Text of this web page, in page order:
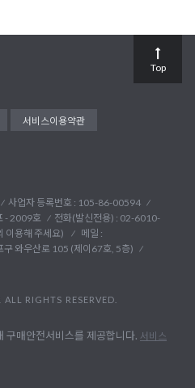
서비스이용약관
사업자 등록번호 : 105-86-00594
- 2009호
전화(발신전용) : 02-6010-
이용해 주세요)
메일 :
구 와우산로 105 (제이67호, 5층)
ALL RIGHTS RESERVED.
구매안전서비스를 제공합니다. 서비스
Top